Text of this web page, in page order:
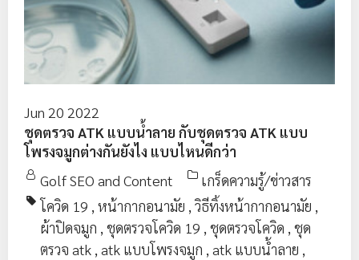
Jun 20 2022
ชุดตรวจ ATK แบบน้ำลาย กับชุดตรวจ ATK แบบ
โพรงจมูกต่างกันยังไง แบบไหนดีกว่า
Golf SEO and Content
เกร็ดความรู้/ข่าวสาร
โควิด 19 , หน้ากากอนามัย , วิธีทิ้งหน้ากากอนามัย ,
ผ้าปิดจมูก , ชุดตรวจโควิด 19 , ชุดตรวจโควิด , ชุด
ตรวจ atk , atk แบบโพรงจมูก , atk แบบน้ำลาย ,